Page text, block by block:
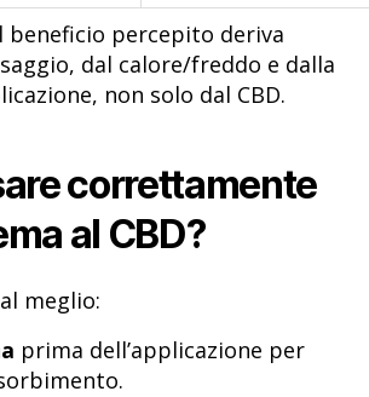
beneficio percepito deriva
dal calore/freddo e dalla
non solo dal CBD.
correttamente
al CBD?
meglio:
prima dell’applicazione per